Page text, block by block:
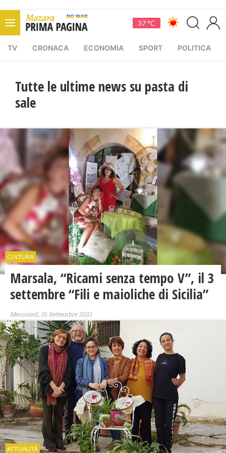
37 °C
TV CRONACA ECONOMIA SPORT POLITICA
Tutte le ultime news su pasta di
sale
CULTURA
Marsala, “Ricami senza tempo V”, il 3
settembre “Fili e maioliche di Sicilia”
Mercoledì, 01 Settembre 2021
ATTUALITÀ